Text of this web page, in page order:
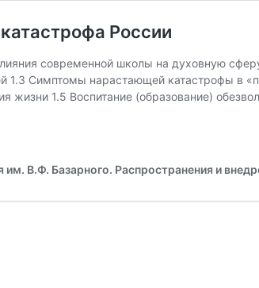
России
современной школы на духовную
1.3 Симптомы нарастающей катастрофы в
1.5 Воспитание (образование)
В.Ф. Базарного. Распространения и